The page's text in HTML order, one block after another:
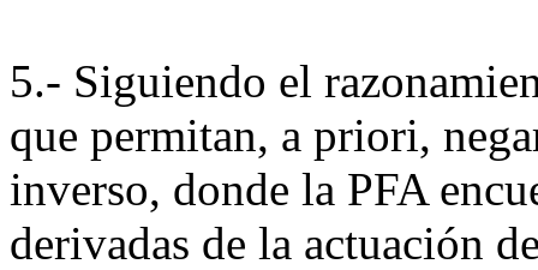
5.- Siguiendo el
que permitan, a priori,
inverso, donde la PFA
derivadas de la actuación